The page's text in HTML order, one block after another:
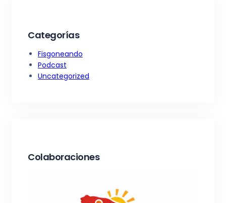
Categorías
Fisgoneando
Podcast
Uncategorized
Colaboraciones